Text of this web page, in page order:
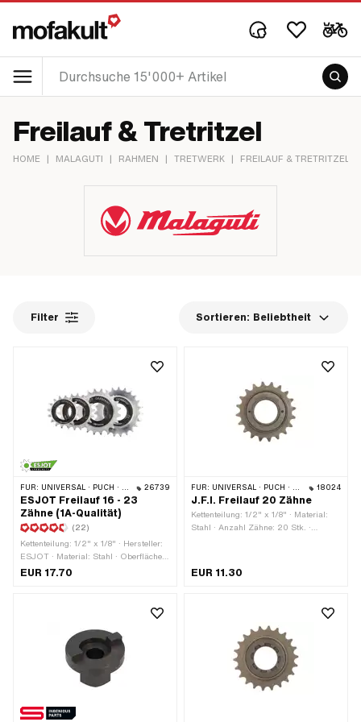
Freilauf & Tretritzel
HOME | MALAGUTI | RAHMEN | TRETWERK | FREILAUF & TRETRITZEL
Filter Sortieren: Beliebtheit
FÜR: UNIVERSAL · PUCH · SACHS · PONY / CILO (BETA 521 & 512) · PIAGGIO 26739
ESJOT Freilauf 16 - 23
Zähne (1A-Qualität)
(22)
Kettenteilung: 1/2" x 1/8" · Hersteller:
ESJOT · Material: Stahl · Oberfläche:
gehärtet · Farbe: silber · Anzahl
EUR 17.70
FÜR: UNIVERSAL · PUCH · SACHS · PONY / CILO (BETA 521 & 512) 18024
J.F.I. Freilauf 20 Zähne
Kettenteilung: 1/2" x 1/8" · Material:
Stahl · Anzahl Zähne: 20 Stk. ·
EUR 11.30